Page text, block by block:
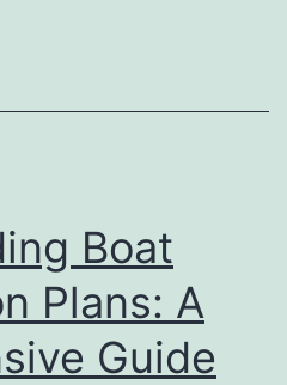
Guide
Construction
Plans
Boat
Plans: A
Guide